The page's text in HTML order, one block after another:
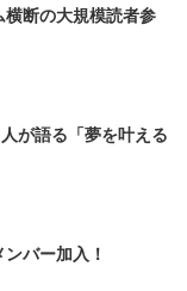
断の大規模読者参
が語る「夢を叶える
バー加入！